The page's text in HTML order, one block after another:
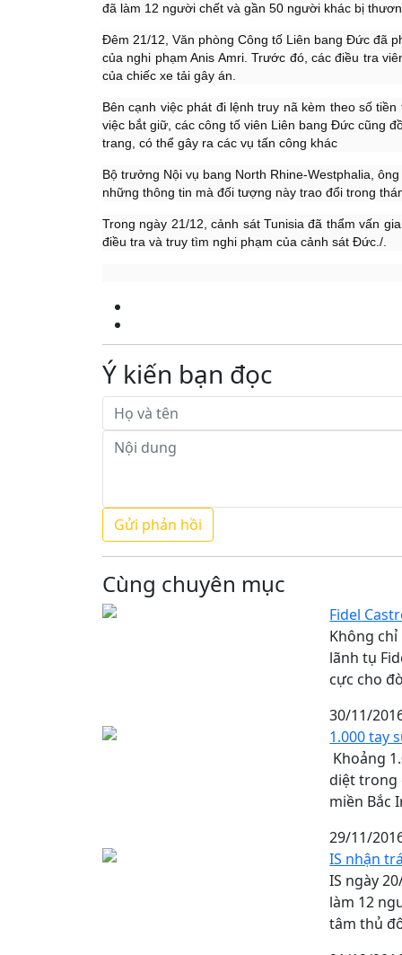
đã làm 12 người chết và gần 50 người khác bị
Đêm 21/12, Văn phòng Công tố Liên bang Đức đã
của nghi phạm Anis Amri. Trước đó, các điều tra
của chiếc xe tải gây án.
Bên cạnh việc phát đi lệnh truy nã kèm theo số
việc bắt giữ, các công tố viên Liên bang Đức cũng
trang, có thể gây ra các vụ tấn công khác
Bộ trưởng Nội vụ bang North Rhine-Westphalia,
những thông tin mà đối tượng này trao đổi trong
Trong ngày 21/12, cảnh sát Tunisia đã thẩm vấn
điều tra và truy tìm nghi phạm của cảnh sát Đức./.
Ý kiến bạn đọc
Cùng chuyên mục
Fidel
Không
lãnh tụ
cực cho
30/11/
1.000 tay
Khoảng
diệt trong
miền Bắc
29/11/
IS nhận
IS ngày
làm 12
tâm thủ